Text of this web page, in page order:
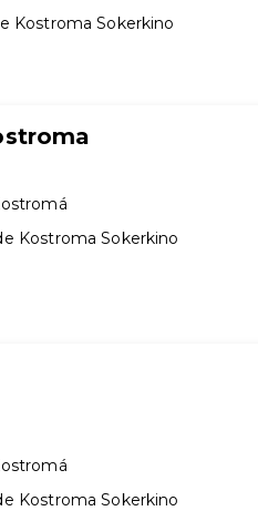
Kostroma Sokerkino
Kostroma Sokerkino
Kostroma Sokerkino